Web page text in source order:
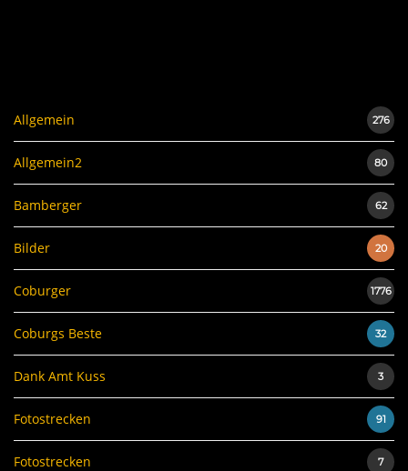
Allgemein 276
Allgemein2 80
Bamberger 62
Bilder 20
Coburger 1776
Coburgs Beste 32
Dank Amt Kuss 3
Fotostrecken 91
Fotostrecken 7